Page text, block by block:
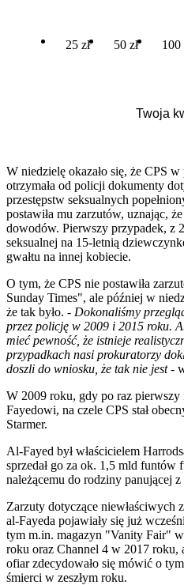
25 zł 50 zł 100
W niedzielę okazało się, że CPS
otrzymała od policji dokumenty
przestępstw seksualnych
postawiła mu zarzutów, uznając,
dowodów. Pierwszy przypadek, z
seksualnej na 15-letnią
gwałtu na innej kobiecie.
O tym, że CPS nie postawiła
Sunday Times", ale później w
że tak było. - Dokonaliśmy
przez policję w 2009 i 2015 roku.
mieć pewność, że istnieje
przypadkach nasi prokuratorzy
doszli do wniosku, że tak nie jest-
W 2009 roku, gdy po raz
Fayedowi, na czele CPS stał
Starmer.
Al-Fayed był właścicielem
sprzedał go za ok. 1,5 mld funtów
należącemu do rodziny panującej
Zarzuty dotyczące niewłaściwych
al-Fayeda pojawiały się już
tym m.in. magazyn "Vanity Fair"
roku oraz Channel 4 w 2017 roku,
ofiar zdecydowało się mówić o
śmierci w zeszłym roku.